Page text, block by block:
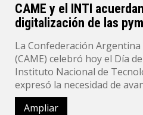
CAME y el INTI
digitalización de las
La Confederación
(CAME) celebró hoy el Día
Instituto Nacional de
expresó la necesidad de
Ampliar